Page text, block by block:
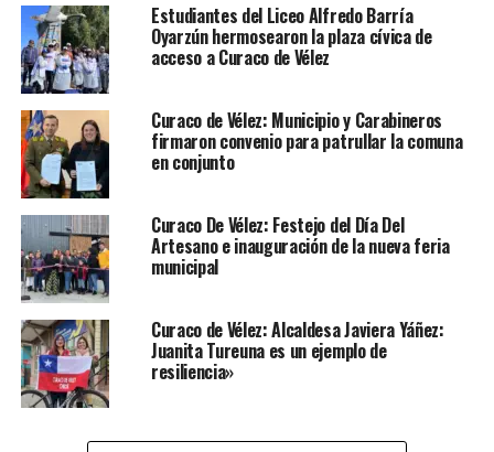
Estudiantes del Liceo Alfredo Barría
Oyarzún hermosearon la plaza cívica de
acceso a Curaco de Vélez
Curaco de Vélez: Municipio y Carabineros
firmaron convenio para patrullar la comuna
en conjunto
Curaco De Vélez: Festejo del Día Del
Artesano e inauguración de la nueva feria
municipal
Curaco de Vélez: Alcaldesa Javiera Yáñez:
Juanita Tureuna es un ejemplo de
resiliencia»